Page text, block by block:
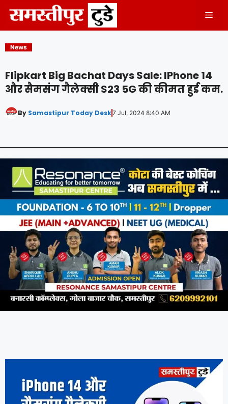
content
News
Flipkart Big Bachat Days Sale: IPhone 14
और सैमसंग गैलेक्सी S23 5G की कीमत हुई कम.
By Samastipur Today Desk7 Jul, 2024 8:40 AM